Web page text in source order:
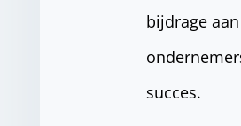
bijdrage aan
succes.